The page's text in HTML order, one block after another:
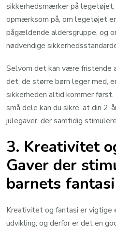
sikkerhedsmærker på
opmærksom på, om legetøjet
pågældende aldersgruppe, og
nødvendige
Selvom det kan være fristende
det, de større børn leger med,
sikkerheden altid kommer
små dele kan du sikre, at din 2-
julegaver, der samtidig
3. Kreativitet
Gaver der
barnets fantasi
Kreativitet og fantasi er vigtige
udvikling, og derfor er det en